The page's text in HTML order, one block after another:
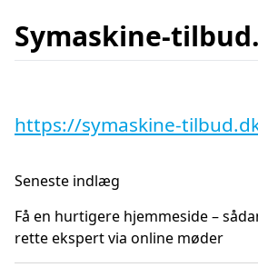
Symaskine-
https://symaskine-
Seneste indlæg
Få en hurtigere hjemmeside –
rette ekspert via online møder